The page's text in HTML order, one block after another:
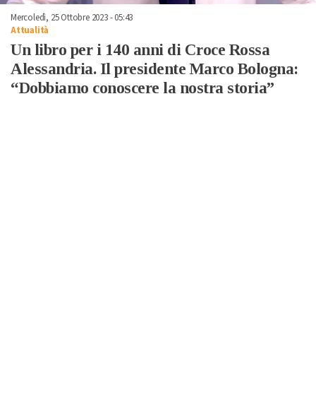
Mercoledì, 25 Ottobre 2023 - 05:43
Attualità
Un libro per i 140 anni di Croce Rossa
Alessandria. Il presidente Marco Bologna:
“Dobbiamo conoscere la nostra storia”